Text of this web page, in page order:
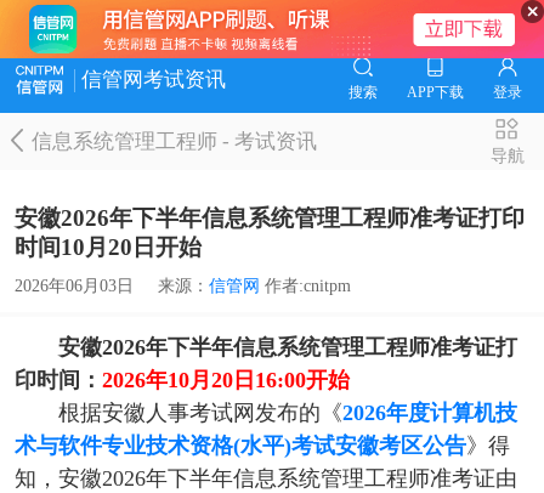
信管网考试资讯
搜索 APP下载 登录
信息系统管理工程师-考试资讯
导航
安徽2026年下半年信息系统管理工程师准考证打印
时间10月20日开始
2026年06月03日 来源： 信管网 作者:cnitpm
安徽2026年下半年信息系统管理工程师准考证打
印时间： 2026年10月20日16:00开始
根据安徽人事考试网发布的《2026年度计算机技
术与软件专业技术资格(水平)考试安徽考区公告》得
知，安徽2026年下半年信息系统管理工程师准考证由